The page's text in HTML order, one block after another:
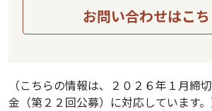
達、海外展開実務支援、事業化・収益化まで
ワンストップで伴走型でサポートさせていた
お問い合わせはこ
（こちらの情報は、２０２６年１月締
金（第２２回公募）に対応しています。